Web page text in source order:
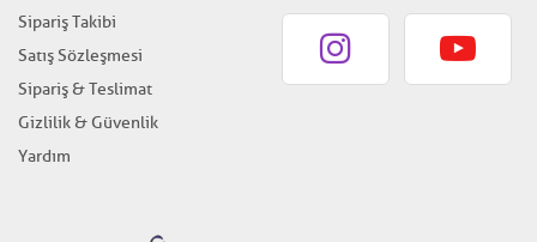
Sipariş Takibi
Satış Sözleşmesi
Sipariş & Teslimat
Gizlilik & Güvenlik
Yardım